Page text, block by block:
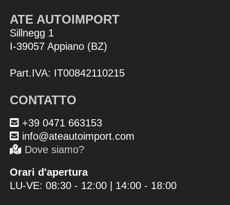
ATE AUTOIMPORT
Sillnegg 1
I-39057 Appiano (BZ)
Part.IVA: IT00842110215
CONTATTO
+39 0471 663153
info@ateautoimport.com
Dove siamo?
Orari d'apertura
LU-VE: 08:30 - 12:00 | 14:00 - 18:00